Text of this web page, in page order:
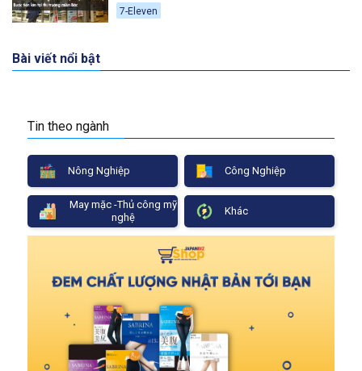
7-Eleven
Bài viết nổi bật
Tin theo ngành
Nông Nghiệp Công Nghiệp
May mặc -Thủ công mỹ
nghệ
Khác